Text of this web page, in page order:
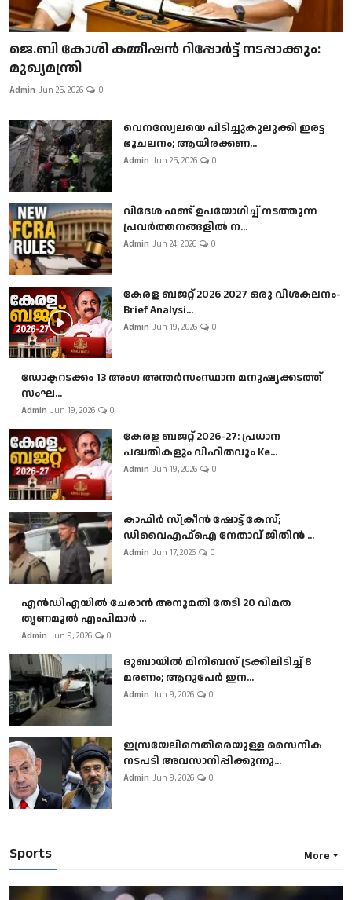
ജെ.ബി കോശി കമ്മീഷൻ റിപ്പോർട്ട് നടപ്പാക്കും:
മുഖ്യമന്ത്രി
Admin Jun 25, 2026 0
വെനസ്വേലയെ പിടിച്ചുകുലുക്കി ഇരട്ട
ഭൂചലനം; ആയിരക്കണ...
Admin Jun 25, 2026 0
വിദേശ ഫണ്ട് ഉപയോഗിച്ച് നടത്തുന്ന
പ്രവർത്തനങ്ങളിൽ ന...
Admin Jun 24, 2026 0
കേരള ബജറ്റ് 2026 2027 ഒരു വിശകലനം-
Brief Analysi...
Admin Jun 19, 2026 0
ഡോക്ടറടക്കം 13 അംഗ അന്തർസംസ്ഥാന മനുഷ്യക്കടത്ത്
സംഘ...
Admin Jun 19, 2026 0
കേരള ബജറ്റ് 2026-27: പ്രധാന
പദ്ധതികളും വിഹിതവും Ke...
Admin Jun 19, 2026 0
കാഫിർ സ്‌ക്രീൻ ഷോട്ട് കേസ്;
ഡിവൈഎഫ്ഐ നേതാവ് ജിതിൻ ...
Admin Jun 17, 2026 0
എൻഡിഎയിൽ ചേരാൻ അനുമതി തേടി 20 വിമത
തൃണമൂൽ എംപിമാർ ...
Admin Jun 9, 2026 0
ദുബായിൽ മിനിബസ്​ ട്രക്കിലിടിച്ച് 8
മരണം; ആറുപേർ ഇന...
Admin Jun 9, 2026 0
ഇസ്രയേലിനെതിരെയുള്ള സൈനിക
നടപടി അവസാനിപ്പിക്കുന്നു...
Admin Jun 9, 2026 0
Sports More